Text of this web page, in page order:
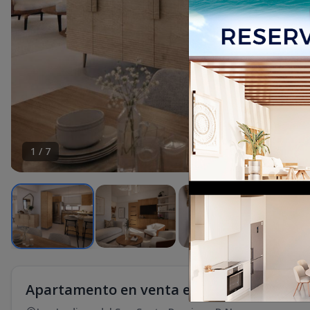
1 / 7
Apartamento en venta en Av.